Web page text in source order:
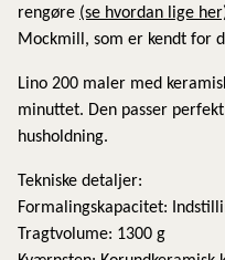
rengøre (se hvordan lige
Mockmill, som er kendt for
Lino 200 maler med
minuttet. Den passer
husholdning.
Tekniske detaljer:
Formalingskapacitet:
Tragtvolume: 1300 g